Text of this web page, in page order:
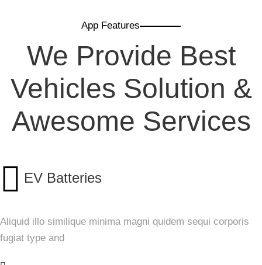
App Features
We Provide Best
Vehicles Solution &
Awesome Services
EV Batteries
Aliquid illo similique minima magni quidem sequi corporis
fugiat type and